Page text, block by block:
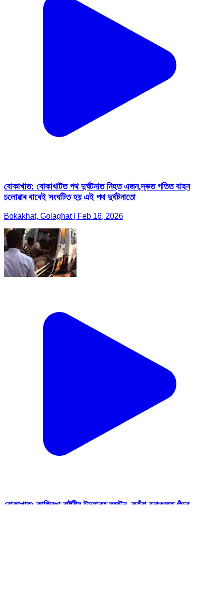
বোকাখাত: বোকাখাটত পথ দুৰ্ঘটনাত নিহত এজন,দ্ৰুত গতিত বাহন
চলোৱাৰ বাবেই সংঘটিত হয় এই পথ দুৰ্ঘটনাতো
Bokakhat, Golaghat | Feb 16, 2026
বোকাখাত: কাজিৰঙা ৰাষ্ট্ৰীয় উদ্যানত অঘটন ,কহঁৰা বনাঞ্চলত গঁড়ৰ